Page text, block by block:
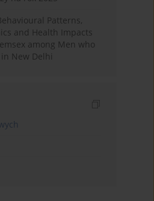
Patterns,
and Health Impacts
among Men who
New Delhi